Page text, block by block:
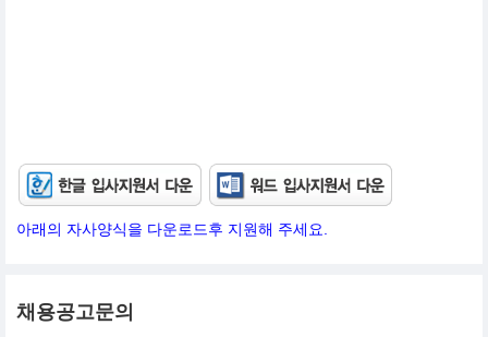
아래의 자사양식을 다운로드후 지원해 주세요.
채용공고문의